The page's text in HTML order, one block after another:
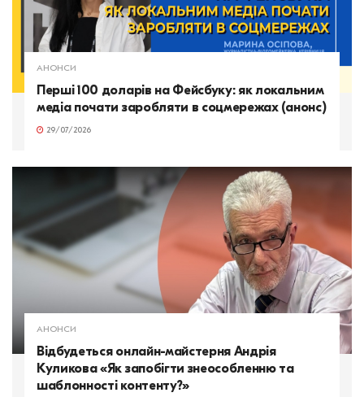
АНОНСИ
Перші 100 доларів на Фейсбуку: як локальним
медіа почати заробляти в соцмережах (анонс)
29/07/2026
АНОНСИ
Відбудеться онлайн-майстерня Андрія
Куликова «Як запобігти знеособленню та
шаблонності контенту?»